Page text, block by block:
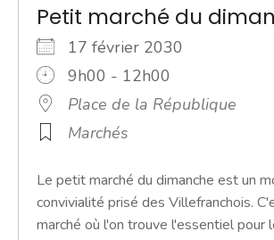
Petit marché du
17 février 2030
9h00 - 12h00
Place de la République
Marchés
Le petit marché du dimanche est un
convivialité prisé des Villefranchois.
marché où l'on trouve l'essentiel pour